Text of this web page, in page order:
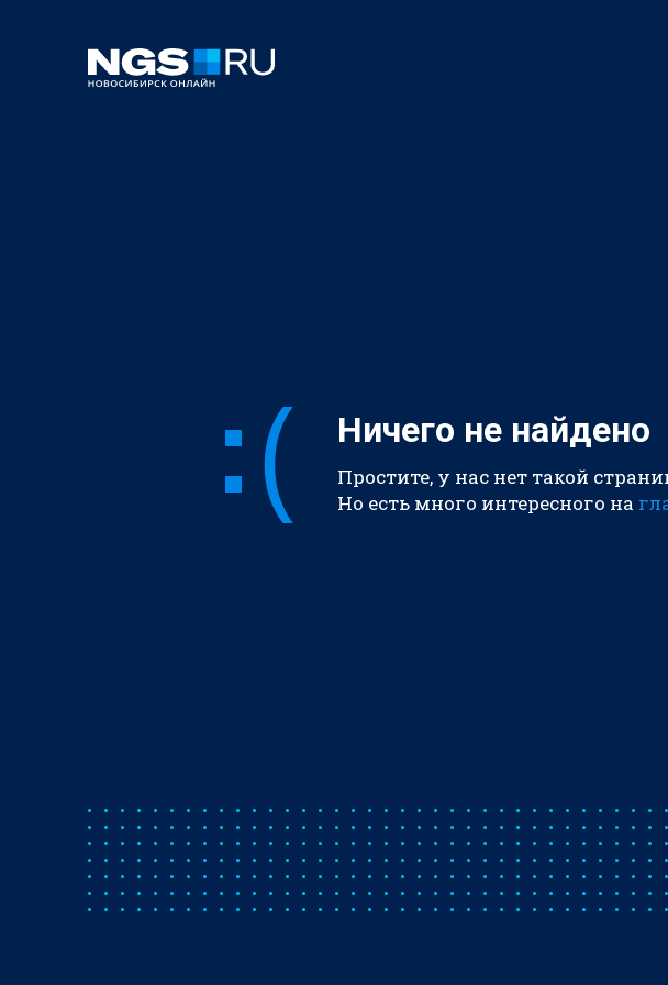
Ничего не найдено
Простите, у нас нет такой
Но есть много интересного на